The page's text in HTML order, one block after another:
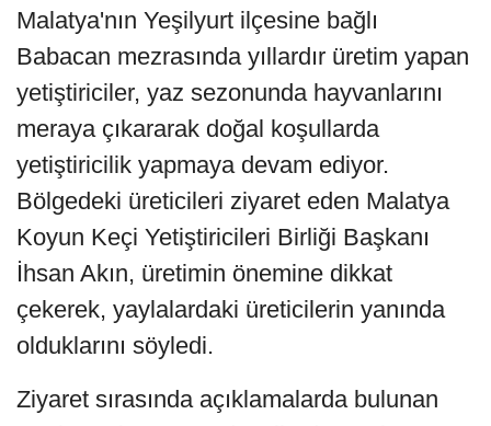
Malatya'nın Yeşilyurt ilçesine bağlı
Babacan mezrasında yıllardır üretim yapan
yetiştiriciler, yaz sezonunda hayvanlarını
meraya çıkararak doğal koşullarda
yetiştiricilik yapmaya devam ediyor.
Bölgedeki üreticileri ziyaret eden Malatya
Koyun Keçi Yetiştiricileri Birliği Başkanı
İhsan Akın, üretimin önemine dikkat
çekerek, yaylalardaki üreticilerin yanında
olduklarını söyledi.
Ziyaret sırasında açıklamalarda bulunan